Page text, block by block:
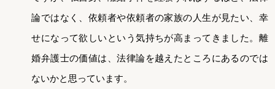
論ではなく、依頼者や依頼者の家族の人生が見たい、幸
せになって欲しいという気持ちが高まってきました。離
婚弁護士の価値は、法律論を越えたところにあるのでは
ないかと思っています。